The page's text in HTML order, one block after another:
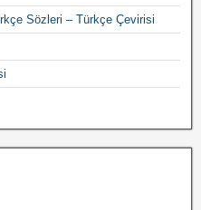
Sözleri – Türkçe Çevirisi